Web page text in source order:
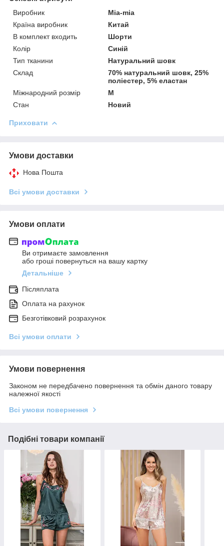
Виробник
Mia-mia
Країна виробник
Китай
В комплект входить
Шорти
Колір
Синій
Тип тканини
Натуральний шовк
Склад
70% натуральний шовк, 25%
поліестер, 5% еластан
Міжнародний розмір
M
Стан
Новий
Приховати
Умови доставки
Нова Пошта
Всі умови доставки
Умови оплати
Ви отримаєте замовлення
або гроші повернуться на вашу картку
Детальніше
Післяплата
Оплата на рахунок
Безготівковий розрахунок
Всі умови оплати
Умови повернення
Законом не передбачено повернення та обмін даного товару
належної якості
Всі умови повернення
Подібні товари компанії